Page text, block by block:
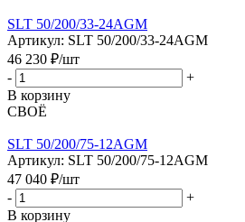
SLT 50/200/33-24AGM
Артикул: SLT 50/200/33-24AGM
46 230 ₽/шт
-
+
В корзину
СВОЁ
SLT 50/200/75-12AGM
Артикул: SLT 50/200/75-12AGM
47 040 ₽/шт
-
+
В корзину